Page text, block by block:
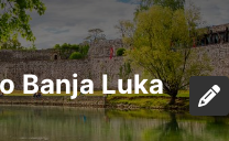
Banja Luka